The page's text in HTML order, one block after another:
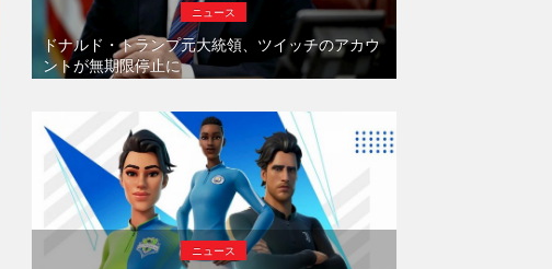
ニュース
ドナルド・トランプ元大統領、ツイッチのアカウ
ントが無期限停止に
ニュース